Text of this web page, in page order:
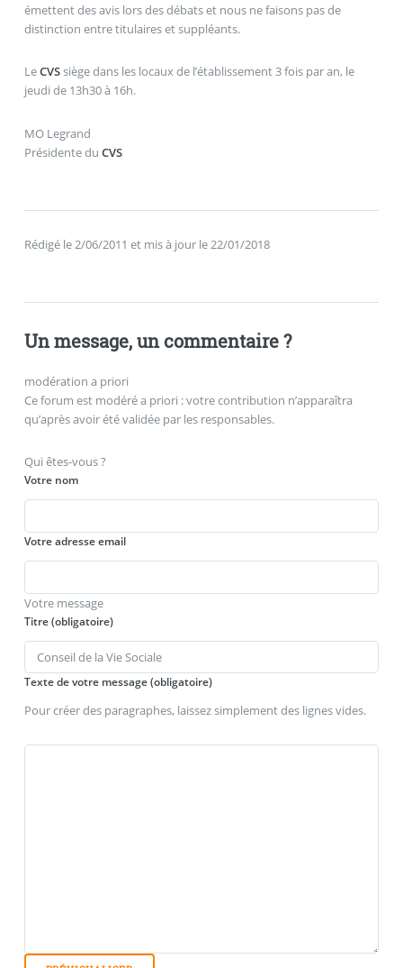
émettent des avis lors des débats et nous ne faisons pas de
distinction entre titulaires et suppléants.
LeCVSsiège dans les locaux de l’établissement 3 fois par an, le
jeudi de 13h30 à 16h.
MO Legrand
Présidente du CVS
Rédigé le 2/06/2011 et mis à jour le 22/01/2018
Un message, un commentaire ?
modération a priori
Ce forum est modéré a priori : votre contribution n’apparaîtra
qu’après avoir été validée par les responsables.
Qui êtes-vous ?
Votre nom
Votre adresse email
Votre message
Titre (obligatoire)
Texte de votre message (obligatoire)
Pour créer des paragraphes, laissez simplement des lignes vides.